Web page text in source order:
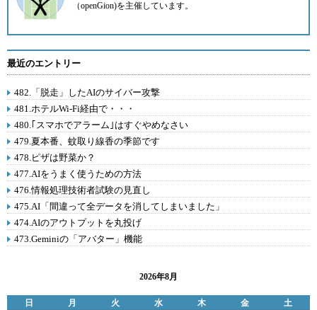
（openGion)を主催しています。
最近のエントリー
482.「脱走」したAIのサイバー攻撃
481.ホテルWi-Fi経由で・・・
480.｢スマホでアラーム｣はすぐやめなさい
479.夏本番、蚊取り線香の季節です
478.ピザは野菜か？
477.AIをうまく使うための方法
476.情報処理技術者試験の見直し
475.AI「間違って全データを消してしまいました」
474.AIのアウトプットを丸投げ
473.Geminiの「アバター」機能
2026年8月
日 月 火 水 木 金
土